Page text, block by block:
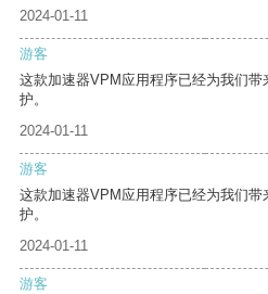
2024-01-11
游客
这款加速器VPM应用程序已经为我们
护。
2024-01-11
游客
这款加速器VPM应用程序已经为我们
护。
2024-01-11
游客